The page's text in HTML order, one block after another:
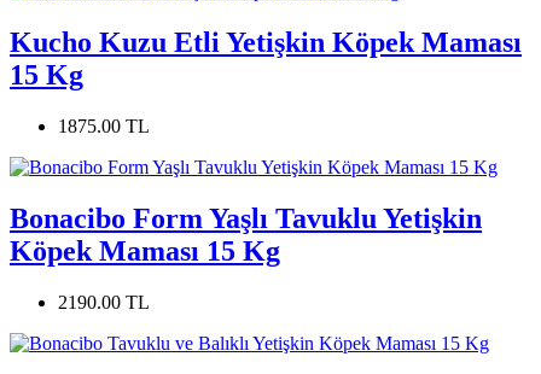
Kucho Kuzu Etli Yetişkin Köpek Maması
15 Kg
1875.00 TL
Bonacibo Form Yaşlı Tavuklu Yetişkin
Köpek Maması 15 Kg
2190.00 TL